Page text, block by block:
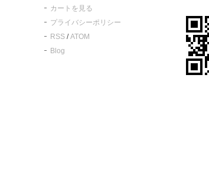
カートを見る
プライバシーポリシー
RSS /ATOM
Blog